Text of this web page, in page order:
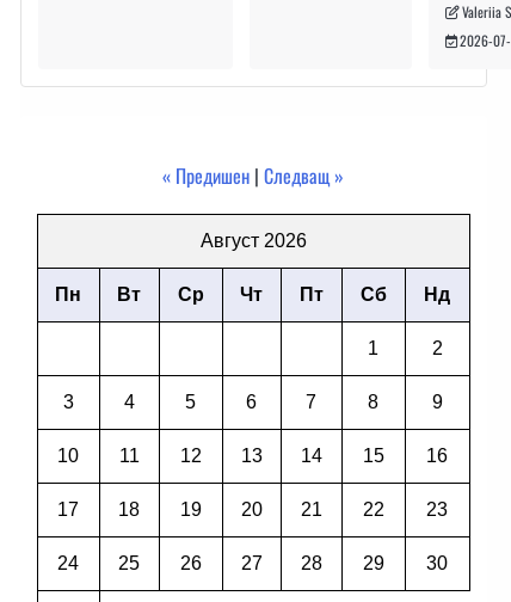
Valeriia
2026-
« Предишен |Следващ »
Август 2026
Пн Вт Ср Чт Пт Сб Нд
1 2
3 4 5 6 7 8 9
10 11 12 13 14 15 16
17 18 19 20 21 22 23
24 25 26 27 28 29 30